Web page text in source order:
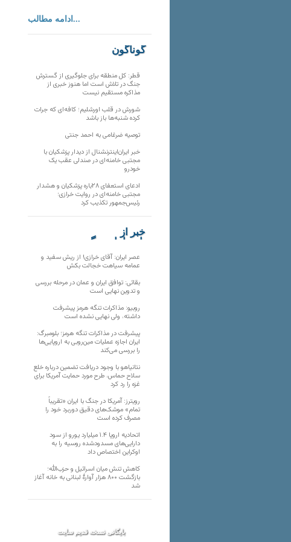
ادامه مطالب...
گوناگون
قطر: کل منطقه برای جلوگیری از گسترش
جنگ در تلاش است اما هنوز خبری از
مذاکره مستقیم نیست
شورش در قلب اورشلیم؛ کافه‌ای که جرات
کرده شنبه‌ها باز باشد
توصیه ضرغامی به احمد جنتی
خبر ایران‌اینترنشنال از دیدار پزشکیان با
مجتبی خامنه‌ای در صندلی عقب یک
خودرو
ادعای استعفای ۲۸باره پزشکیان و هشدار
مجتبی خامنه‌ای در روایت خرازی؛
رئیس‌جمهور تکذیب کرد
خبر از
تارنماهای دیگر
عصر ایران: آقای خرازی! از ریش سفید و
عمامه سیاهت خجالت بکش
بقائی: توافق ایران و عمان در مرحله بررسی
و تدوین نهایی است
روبیو: مذاکرات تنگه هرمز پیشرفت
داشته، ولی نهایی نشده است
پیشرفت در مذاکرات تنگه هرمز؛ بلومبرگ:
ایران اجازه عملیات مین‌روبی به اروپایی‌ها
را بررسی می‌کند
نتانیاهو با وجود دریافت تضمین درباره خلع
سلاح حماس، طرح مورد حمایت آمریکا برای
غزه را رد کرد
رویترز: آمریکا در جنگ با ایران «تقریباً
تمام» موشک‌های دقیق دوربرد خود را
مصرف کرده است
اتحادیه اروپا ۱.۴ میلیارد یورو از سود
دارایی‌های مسدودشده روسیه را به
اوکراین ‏اختصاص داد
کاهش تنش میان اسرائیل و حزب‌الله؛
بازگشت ۸۰۰ هزار آوارۀ لبنانی به خانه‌ آغاز
شد
بایگانی نسخه قدیم سایت